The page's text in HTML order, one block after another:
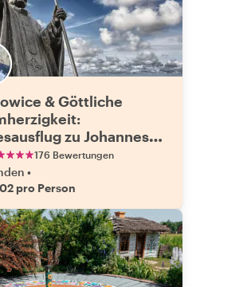
& Göttliche
zu Johannes
II. mit einem
176 Bewertungen
•
pro Person